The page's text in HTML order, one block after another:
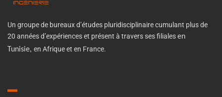
Un groupe de bureaux d’études pluridisciplinaire cumulant plus de
20 années d’expériences et présent à travers ses filialesen
Tunisie, en Afrique et en France.